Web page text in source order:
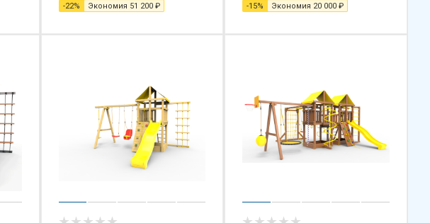
-22% Экономия 51 200₽ -15% Экономия 20 000 ₽